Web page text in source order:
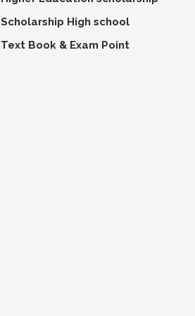
Scholarship High school
Text Book & Exam Point